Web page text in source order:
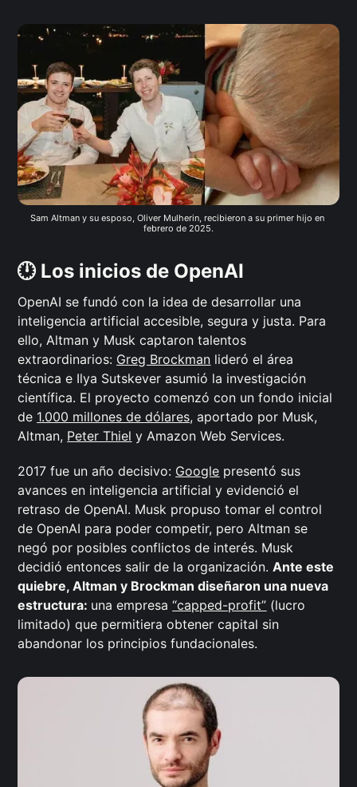
Sam Altman y su esposo, Oliver Mulherin, recibieron a su primer hijo en
febrero de 2025.
🕛 Los inicios de OpenAI
OpenAI se fundó con la idea de desarrollar una
inteligencia artificial accesible, segura y justa. Para
ello, Altman y Musk captaron talentos
extraordinarios: Greg Brockman lideró el área
técnica e Ilya Sutskever asumió la investigación
científica. El proyecto comenzó con un fondo inicial
de 1.000 millones de dólares, aportado por Musk,
Altman, Peter Thiel y Amazon Web Services.
2017 fue un año decisivo: Google presentó sus
avances en inteligencia artificial y evidenció el
retraso de OpenAI. Musk propuso tomar el control
de OpenAI para poder competir, pero Altman se
negó por posibles conflictos de interés. Musk
decidió entonces salir de la organización.Ante este
quiebre, Altman y Brockman diseñaron una nueva
estructura: una empresa“capped-profit” (lucro
limitado) que permitiera obtener capital sin
abandonar los principios fundacionales.